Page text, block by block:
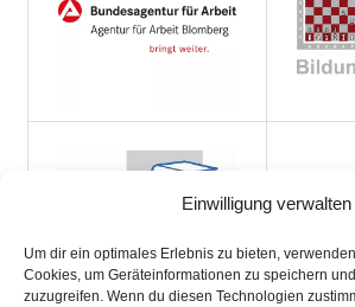
Einwilligung verwalten
Um dir ein optimales Erlebnis zu bieten,
Cookies, um Geräteinformationen zu speichern
zuzugreifen. Wenn du diesen Technologien